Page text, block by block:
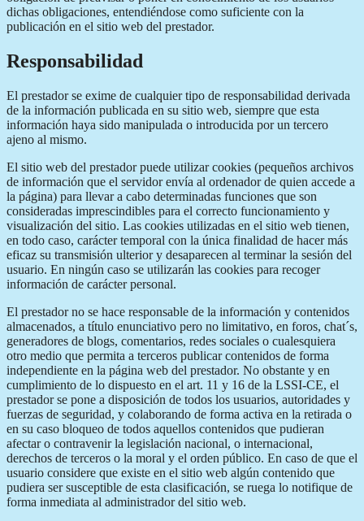
dichas obligaciones, entendiéndose como suficiente con la
publicación en el sitio web del prestador.
Responsabilidad
El prestador se exime de cualquier tipo de responsabilidad derivada
de la información publicada en su sitio web, siempre que esta
información haya sido manipulada o introducida por un tercero
ajeno al mismo.
El sitio web del prestador puede utilizar cookies (pequeños archivos
de información que el servidor envía al ordenador de quien accede a
la página) para llevar a cabo determinadas funciones que son
consideradas imprescindibles para el correcto funcionamiento y
visualización del sitio. Las cookies utilizadas en el sitio web tienen,
en todo caso, carácter temporal con la única finalidad de hacer más
eficaz su transmisión ulterior y desaparecen al terminar la sesión del
usuario. En ningún caso se utilizarán las cookies para recoger
información de carácter personal.
El prestador no se hace responsable de la información y contenidos
almacenados, a título enunciativo pero no limitativo, en foros, chat´s,
generadores de blogs, comentarios, redes sociales o cualesquiera
otro medio que permita a terceros publicar contenidos de forma
independiente en la página web del prestador. No obstante y en
cumplimiento de lo dispuesto en el art. 11 y 16 de la LSSI-CE, el
prestador se pone a disposición de todos los usuarios, autoridades y
fuerzas de seguridad, y colaborando de forma activa en la retirada o
en su caso bloqueo de todos aquellos contenidos que pudieran
afectar o contravenir la legislación nacional, o internacional,
derechos de terceros o la moral y el orden público. En caso de que el
usuario considere que existe en el sitio web algún contenido que
pudiera ser susceptible de esta clasificación, se ruega lo notifique de
forma inmediata al administrador del sitio web.